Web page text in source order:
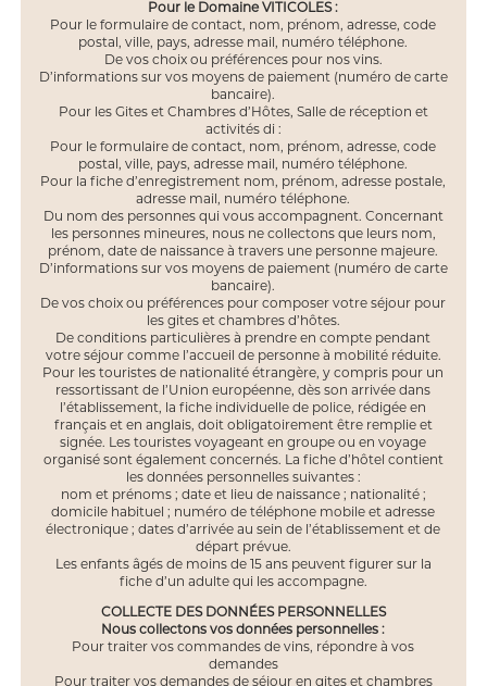
Pour le Domaine VITICOLES :
Pour le formulaire de contact, nom, prénom, adresse, code
postal, ville, pays, adresse mail, numéro téléphone.
De vos choix ou préférences pour nos vins.
D’informations sur vos moyens de paiement (numéro de carte
bancaire).
Pour les Gites et Chambres d’Hôtes, Salle de réception et
activités di :
Pour le formulaire de contact, nom, prénom, adresse, code
postal, ville, pays, adresse mail, numéro téléphone.
Pour la fiche d’enregistrement nom, prénom, adresse postale,
adresse mail, numéro téléphone.
Du nom des personnes qui vous accompagnent. Concernant
les personnes mineures, nous ne collectons que leurs nom,
prénom, date de naissance à travers une personne majeure.
D’informations sur vos moyens de paiement (numéro de carte
bancaire).
De vos choix ou préférences pour composer votre séjour pour
les gites et chambres d’hôtes.
De conditions particulières à prendre en compte pendant
votre séjour comme l’accueil de personne à mobilité réduite.
Pour les touristes de nationalité étrangère, y compris pour un
ressortissant de l’Union européenne, dès son arrivée dans
l’établissement, la fiche individuelle de police, rédigée en
français et en anglais, doit obligatoirement être remplie et
signée. Les touristes voyageant en groupe ou en voyage
organisé sont également concernés. La fiche d’hôtel contient
les données personnelles suivantes :
nom et prénoms ; date et lieu de naissance ; nationalité ;
domicile habituel ; numéro de téléphone mobile et adresse
électronique ; dates d’arrivée au sein de l’établissement et de
départ prévue.
Les enfants âgés de moins de 15 ans peuvent figurer sur la
fiche d’un adulte qui les accompagne.
COLLECTE DES DONNÉES PERSONNELLES
Nous collectons vos données personnelles :
Pour traiter vos commandes de vins, répondre à vos
demandes
Pour traiter vos demandes de séjour en gites et chambres